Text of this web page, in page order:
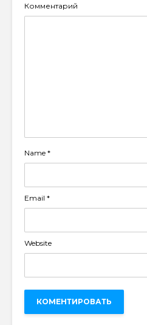
Комментарий
Name *
Email *
Website